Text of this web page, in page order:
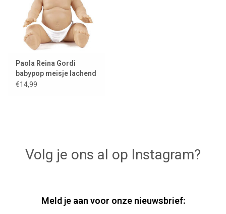
Paola Reina Gordi
babypop meisje lachend
€14,99
Volg je ons al op Instagram?
Meld je aan voor onze nieuwsbrief: